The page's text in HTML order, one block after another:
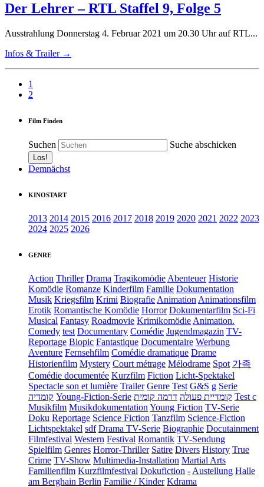
Der Lehrer – RTL Staffel 9, Folge 5
Ausstrahlung Donnerstag 4. Februar 2021 um 20.30 Uhr auf RTL...
Infos & Trailer →
1
2
Film Finden
Suchen Suche abschicken
Demnächst
KINOSTART
2013 2014 2015 2016 2017 2018 2019 2020 2021 2022 2023
2024 2025 2026
GENRE
Action Thriller Drama Tragikomödie Abenteuer Historie
Komödie Romanze Kinderfilm Familie Dokumentation
Musik Kriegsfilm Krimi Biografie Animation Animationsfilm
Erotik Romantische Komödie Horror Dokumentarfilm Sci-Fi
Musical Fantasy Roadmovie Krimikomödie Animation.
Comedy test Documentary Comédie Jugendmagazin TV-
Reportage Biopic Fantastique Documentaire Werbung
Aventure Fernsehfilm Comédie dramatique Drame
Historienfilm Mystery Court métrage Mélodrame Spot 가족
Comédie documentée Kurzfilm Fiction Licht-Spektakel
Spectacle son et lumière Trailer Genre Test G&S g Serie
קומדיה Young-Fiction-Serie קומדיית פעולה דרמה קומית
Test c
Musikfilm Musikdokumentation Young Fiction TV-Serie
Doku Reportage Science Fiction Tanzfilm Science-Fiction
Lichtspektakel sdf Drama TV-Serie Biographie Docutainment
Filmfestival Western Festival Romantik TV-Sendung
Spielfilm Genres Horror-Thriller Satire Divers History True
Crime TV-Show Multimedia-Installation Martial Arts
Familienfilm Kurzfilmfestival Dokufiction - Austellung Halle
am Berghain Berlin Familie / Kinder Kdrama